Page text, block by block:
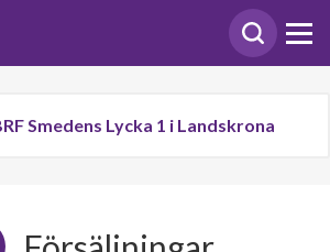
Smedens Lycka 1 i Landskrona